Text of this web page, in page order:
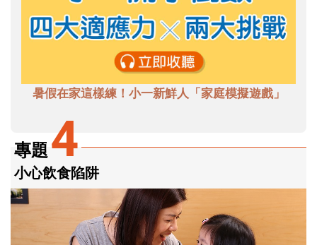
暑假在家這樣練！小一新鮮人「家庭模擬遊戲」
專題4
小心飲食陷阱